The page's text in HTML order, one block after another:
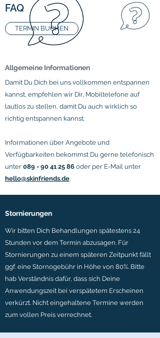
FAQ
TERMIN BUCHEN
Allgemeine Informationen
Damit Du Dich bei uns vollkommen entspannen
kannst, empfehlen wir Dir, Mobiltelefone auf
lautlos zu stellen, damit Du auch wirklich so
richtig entspannen kannst.
Informationen über Angebote und
Verfügbarkeiten bekommst Du gerne telefonisch
unter 089 - 90 41 25 86 oder per E-Mail unter
hello@skinfriends.de.
Stornierungen
Wir bitten Dich Behandlungen spätestens 24
Stunden vor dem Termin abzusagen. Für
Stornierungen zu einem späteren Zeitpunkt fällt
ggf. eine Stornogebühr in Höhe von 80%. Bitte
hab Verständnis dafür, dass sich Deine
Anwendungszeit bei verspätetem Erscheinen
verkürzt. Nicht eingehaltene Termine werden
zum vollen Preis verrechnet.